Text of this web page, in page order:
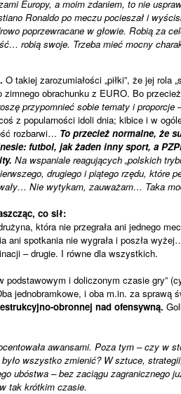
Europy, a moim zda­niem, to nie
Ronaldo po meczu pocie­szał i
poprzew­ra­cane w gło­wie. Robią za
robią swoje. Trzeba mieć mocny
O takiej zaro­zu­mia­ło­ści „piłki”, że jej rola
obra­chunku z EURO. Bo
przy­po­mnieć sobie tematy i pro­por­cje
z popu­lar­no­ści idoli dnia; kibice i w
roz­barwi… To prze­cież nor­malne, że
fut­bol, jak żaden inny sport, a
Na wspa­niale reagu­ją­cych „pol­skich
dru­giego i pią­tego rzędu, które
Nie wyty­kam, zauwa­żam… Taka
co sił:
która nie prze­grała ani jed­nego
ani spo­tka­nia nie wygrała i poszła
– dru­gie. I równe dla wszyst­kich.
i doli­czo­nym cza­sie gry”
jed­no­bram­kowe, i oba m.in. za sprawą
obron­nej nad ofen­sywną.
awan­sami. Poza tym – czy w
wszystko zmie­nić? W sztuce,
ubó­stwa – bez zaciągu zagra­nicz­nego
tak krót­kim cza­sie.